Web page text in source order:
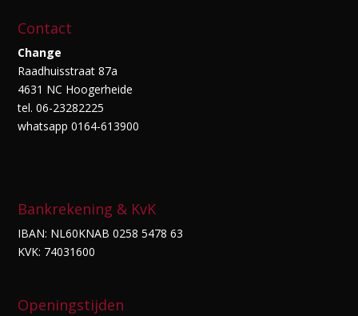
Contact
Change
Raadhuisstraat 87a
4631 NC Hoogerheide
tel. 06-23282225
whatsapp 0164-613900
Bankrekening & KvK
IBAN: NL60KNAB 0258 5478 63
KVK: 74031600
Openingstijden